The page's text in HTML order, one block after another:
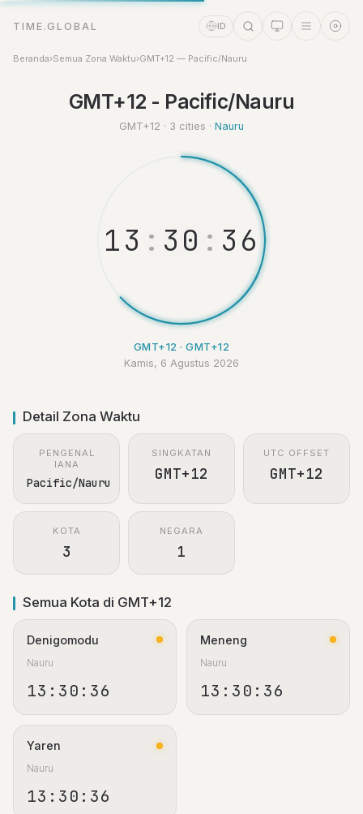
TIME.GLOBAL ID
Beranda›Semua Zona Waktu›GMT+12 — Pacific/Nauru
GMT+12 - Pacific/Nauru
GMT+12 · 3 cities · Nauru
13 : 30 : 3
GMT+12 · GMT+12
Kamis, 6 Agustus 2026
Detail Zona Waktu
PENGENAL
IANA
Pacific/Nauru
SINGKATAN
GMT+12
UTC OFFSET
GMT+12
KOTA
3
NEGARA
1
Semua Kota di GMT+12
Denigomodu
Nauru
13:30:37
Meneng
Nauru
13:30:37
Yaren
Nauru
13:30:37
Online